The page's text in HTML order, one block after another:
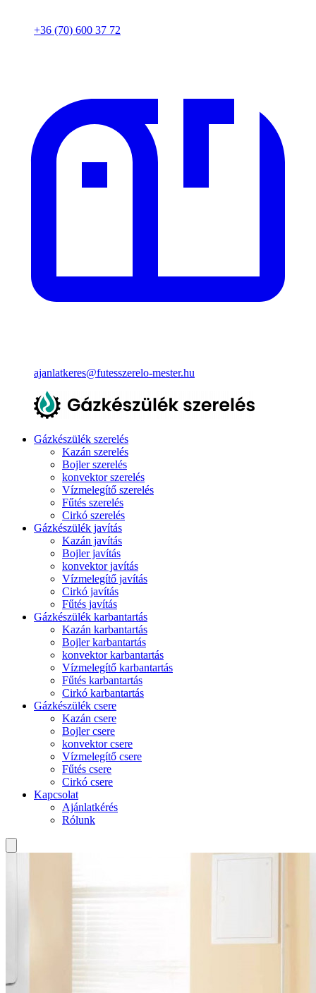
+36 (70) 600 37 72
ajanlatkeres@futesszerelo-mester.hu
Gázkészülék szerelés
Kazán szerelés
Bojler szerelés
konvektor szerelés
Vízmelegítő szerelés
Fűtés szerelés
Cirkó szerelés
Gázkészülék javítás
Kazán javítás
Bojler javítás
konvektor javítás
Vízmelegítő javítás
Cirkó javítás
Fűtés javítás
Gázkészülék karbantartás
Kazán karbantartás
Bojler karbantartás
konvektor karbantartás
Vízmelegítő karbantartás
Fűtés karbantartás
Cirkó karbantartás
Gázkészülék csere
Kazán csere
Bojler csere
konvektor csere
Vízmelegítő csere
Fűtés csere
Cirkó csere
Kapcsolat
Ajánlatkérés
Rólunk